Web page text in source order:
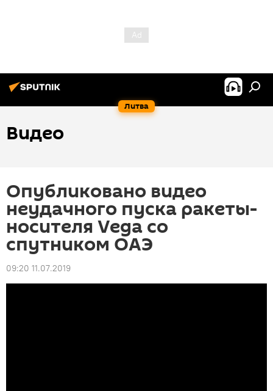
Литва
Видео
Опубликовано видео
неудачного пуска ракеты-
носителя Vega со
спутником ОАЭ
09:20 11.07.2019